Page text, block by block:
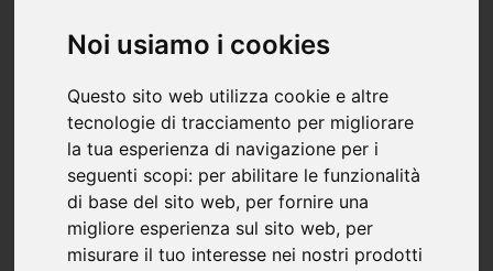
Noi usiamo i cookies
Questo sito web utilizza cookie e altre
tecnologie di tracciamento per migliorare
la tua esperienza di navigazione per i
seguenti scopi: per abilitare le funzionalità
di base del sito web, per fornire una
migliore esperienza sul sito web, per
misurare il tuo interesse nei nostri prodotti
PUNTI CHIAVE:
15 Camere 13 Bagni 1800 m2
POSIZIONE:
Via Sant'Ambrogio , Merate